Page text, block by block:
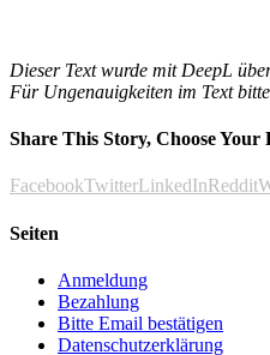
Dieser Text wurde mit DeepL
Für Ungenauigkeiten im Text
Share This Story, Choose Your
FacebookTwitterLinkedInReddit
Seiten
Anmeldung
Bezahlung
Bitte Email bestätigen
Datenschutzerklärung